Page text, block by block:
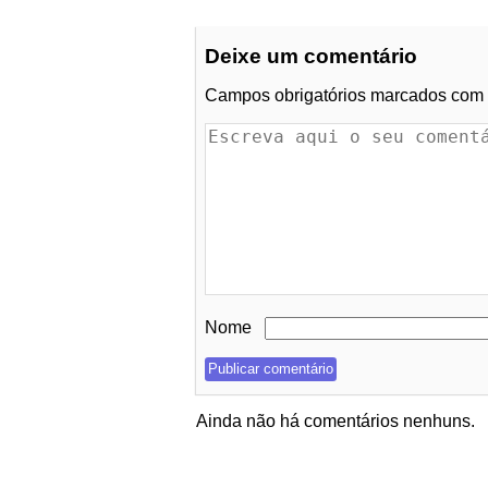
Deixe um comentário
Campos obrigatórios marcados com
Nome
Ainda não há comentários nenhuns.